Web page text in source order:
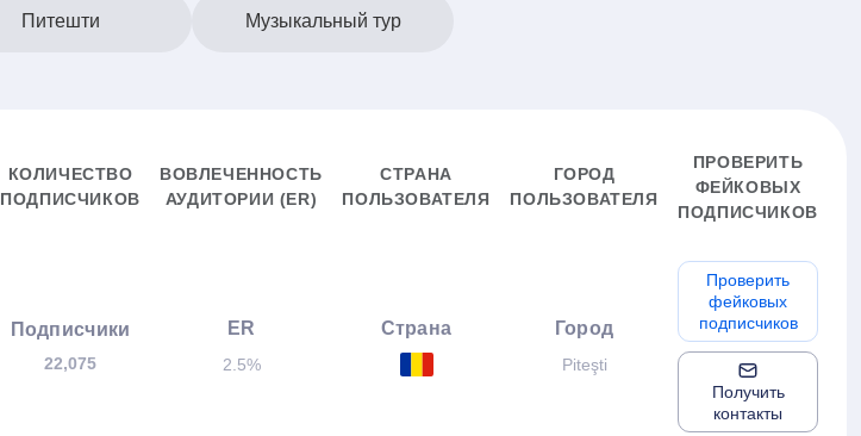
Питешти Музыкальный тур
КОЛИЧЕСТВО
ПОДПИСЧИКОВ
ВОВЛЕЧЕННОСТЬ
АУДИТОРИИ (ER)
СТРАНА
ПОЛЬЗОВАТЕЛЯ
ГОРОД
ПОЛЬЗОВАТЕЛЯ
ПРОВЕРИТЬ
ФЕЙКОВЫХ
ПОДПИСЧИКОВ
Подписчики
22,075
ER
2.5%
Страна Город
Piteşti
Проверить
фейковых
подписчиков
Получить
контакты